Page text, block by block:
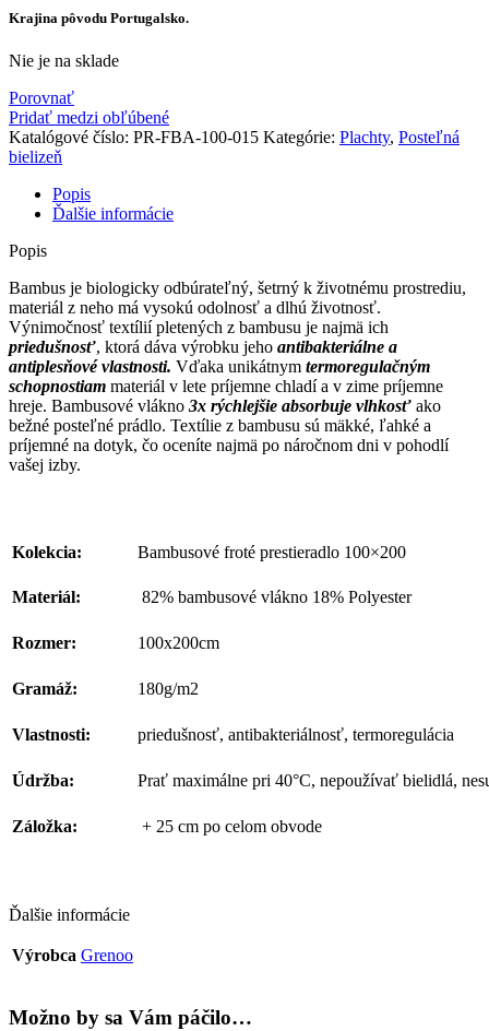
Krajina pôvodu Portugalsko.
Nie je na sklade
Porovnať
Pridať medzi obľúbené
Katalógové číslo: PR-FBA-100-015 Kategórie: Plachty, Posteľná
bielizeň
Popis
Ďalšie informácie
Popis
Bambus je biologicky odbúrateľný, šetrný k životnému prostrediu,
materiál z neho má vysokú odolnosť a dlhú životnosť.
Výnimočnosť textílií pletených z bambusu je najmä ich
priedušnosť, ktorá dáva výrobku jeho antibakteriálne a
antiplesňové vlastnosti. Vďaka unikátnym termoregulačným
schopnostiam materiál v lete príjemne chladí a v zime príjemne
hreje. Bambusové vlákno 3x rýchlejšie absorbuje vlhkosť ako
bežné posteľné prádlo. Textílie z bambusu sú mäkké, ľahké a
príjemné na dotyk, čo oceníte najmä po náročnom dni v pohodlí
vašej izby.
Kolekcia: Bambusové froté prestieradlo 100×200
Materiál: 82% bambusové vlákno 18% Polyester
Rozmer: 100x200cm
Gramáž: 180g/m2
Vlastnosti: priedušnosť, antibakteriálnosť, termoregulácia
Údržba: Prať maximálne pri 40°C, nepoužívať bielidlá,
Záložka: + 25 cm po celom obvode
Ďalšie informácie
Výrobca Grenoo
Možno by sa Vám páčilo…